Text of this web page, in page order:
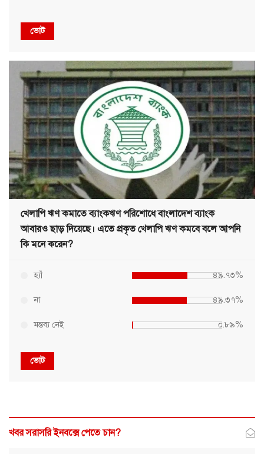
ভোট
খেলাপি ঋণ কমাতে ব্যাংকঋণ পরিশোধে বাংলাদেশ ব্যাংক
আবারও ছাড় দিয়েছে। এতে প্রকৃত খেলাপি ঋণ কমবে বলে আপনি
কি মনে করেন?
হ্যাঁ ৪৯.৭৩%
না ৪৯.৩৭%
মন্তব্য নেই ০.৮৯%
ভোট
খবর সরাসরি ইনবক্সে পেতে চান?